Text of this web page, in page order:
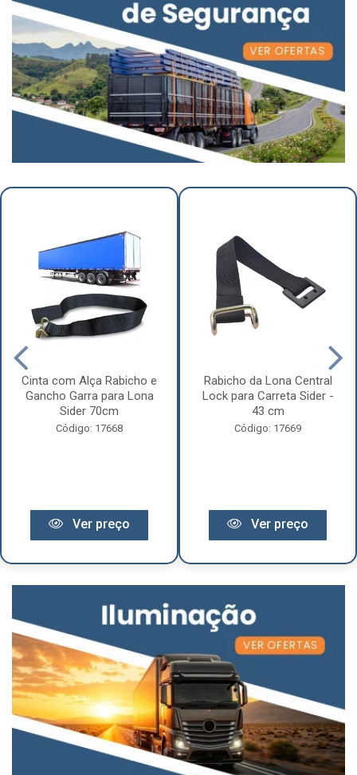
Cinta com Alça Rabicho e
Gancho Garra para Lona
Sider 70cm
Código: 17668
Ver preço
Rabicho da Lona Central
Lock para Carreta Sider -
43 cm
Código: 17669
Ver preço